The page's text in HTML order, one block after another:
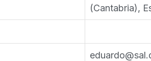
(Cantabria),